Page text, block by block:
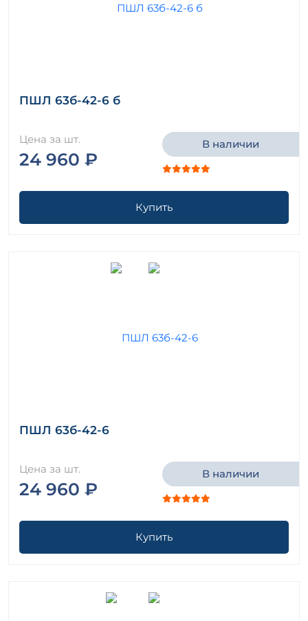
ПШЛ 63б-42-6 б
Цена за шт.
24 960 ₽
В наличии
Купить
ПШЛ 63б-42-6
Цена за шт.
24 960 ₽
В наличии
Купить